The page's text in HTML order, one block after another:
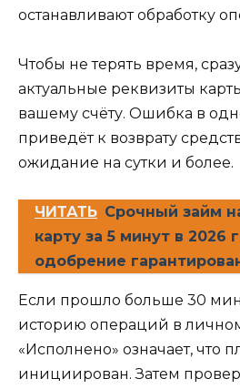
останавливают обработку
Чтобы не терять время,
актуальные реквизиты
вашему счёту. Ошибка в
приведёт к возврату
ожидание на сутки и более.
ЧИТАТЬ Срочный займ
карту за 5 минут в 2026
одобрение
Если прошло больше 30
историю операций в личном
«Исполнено» означает, что
инициирован. Затем